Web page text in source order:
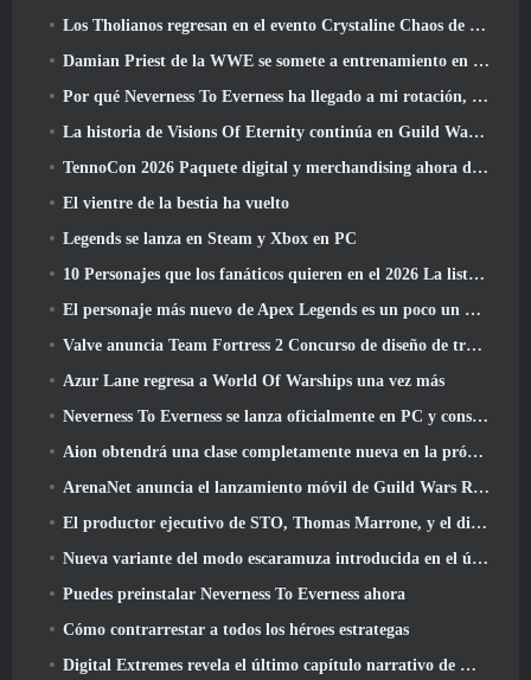
Los Tholianos regresan en el evento Crystaline Chaos de Star Trek Online
Damian Priest de la WWE se somete a entrenamiento en “The Loot Camp” en el tráiler Live Action Burst Fest de Delta Force
Por qué Neverness To Everness ha llegado a mi rotación, Por ahora
La historia de Visions Of Eternity continúa en Guild Wars 2 La próxima semana
TennoCon 2026 Paquete digital y merchandising ahora disponibles para comprar
El vientre de la bestia ha vuelto
Legends se lanza en Steam y Xbox en PC
10 Personajes que los fanáticos quieren en el 2026 La lista de Marvel Rivals es la que tiene más probabilidades de suceder
El personaje más nuevo de Apex Legends es un poco un demonio de la velocidad
Valve anuncia Team Fortress 2 Concurso de diseño de trofeos ÜBERFEST
Azur Lane regresa a World Of Warships una vez más
Neverness To Everness se lanza oficialmente en PC y consolas
Aion obtendrá una clase completamente nueva en la próxima actualización de Dread Blade
ArenaNet anuncia el lanzamiento móvil de Guild Wars Reforged
El productor ejecutivo de STO, Thomas Marrone, y el director creativo de Neverwinter, Randy Mosiondz, hablan sobre los juegos y el futuro de Cryptic.
Nueva variante del modo escaramuza introducida en el último acto de Valorant
Puedes preinstalar Neverness To Everness ahora
Cómo contrarrestar a todos los héroes estrategas
Digital Extremes revela el último capítulo narrativo de Warframe con nuevos cortos de anime